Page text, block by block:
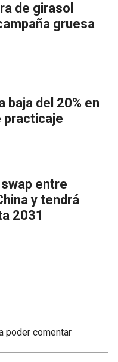
de girasol
gruesa
baja del 20% en
practicaje
entre
y tendrá
2031
poder comentar